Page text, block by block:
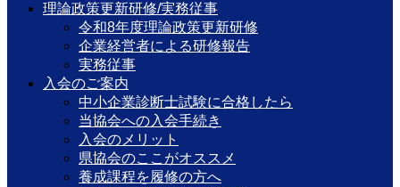
理論政策更新研修/実務従事
令和8年度理論政策更新研修
企業経営者による研修報告
実務従事
入会のご案内
中小企業診断士試験に合格したら
当協会への入会手続き
入会のメリット
県協会のここがオススメ
養成課程を履修の方へ